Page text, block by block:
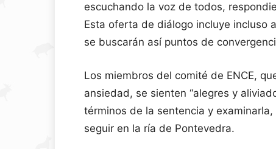
escuchando la voz de todos,
Esta oferta de diálogo incluye incluso
se buscarán así puntos de
Los miembros del comité de ENCE,
ansiedad, se sienten “alegres y
términos de la sentencia y
seguir en la ría de Pontevedra.